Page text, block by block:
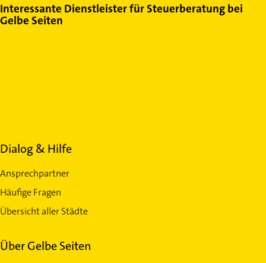
Interessante Dienstleister für Steuerberatung bei
Gelbe Seiten
Dialog & Hilfe
Ansprechpartner
Häufige Fragen
Übersicht aller Städte
Über Gelbe Seiten